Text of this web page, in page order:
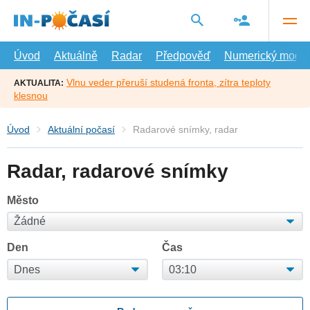
hlavní
Úvod
Aktuálně Radar Předpověď Numerický model
AKTUALITA: Vlnu veder přeruší studená fronta, zítra teploty
klesnou
Úvod Aktuální počasí Radarové snímky, radar
Radar, radarové snímky
Město
Den Čas